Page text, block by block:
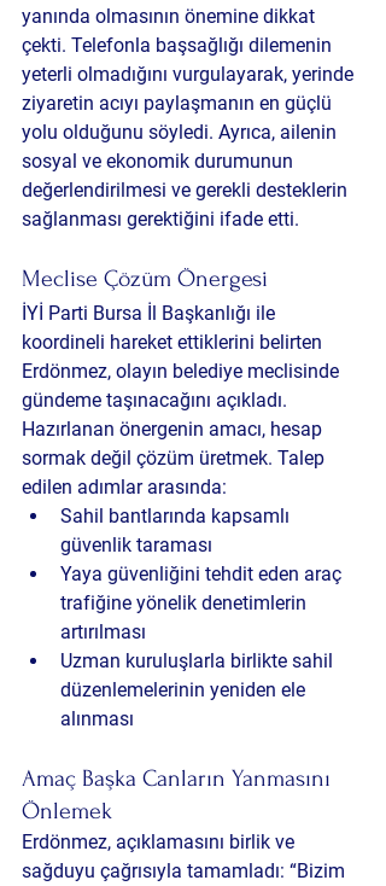
yanında olmasının önemine dikkat
çekti. Telefonla başsağlığı dilemenin
yeterli olmadığını vurgulayarak, yerinde
ziyaretin acıyı paylaşmanın en güçlü
yolu olduğunu söyledi. Ayrıca, ailenin
sosyal ve ekonomik durumunun
değerlendirilmesi ve gerekli desteklerin
sağlanması gerektiğini ifade etti.
Meclise Çözüm Önergesi
İYİ Parti Bursa İl Başkanlığı ile
koordineli hareket ettiklerini belirten
Erdönmez, olayın belediye meclisinde
gündeme taşınacağını açıkladı.
Hazırlanan önergenin amacı, hesap
sormak değil çözüm üretmek. Talep
edilen adımlar arasında:
Sahil bantlarında kapsamlı
güvenlik taraması
Yaya güvenliğini tehdit eden araç
trafiğine yönelik denetimlerin
artırılması
Uzman kuruluşlarla birlikte sahil
düzenlemelerinin yeniden ele
alınması
Amaç Başka Canların Yanmasını
Önlemek
Erdönmez, açıklamasını birlik ve
sağduyu çağrısıyla tamamladı: “Bizim